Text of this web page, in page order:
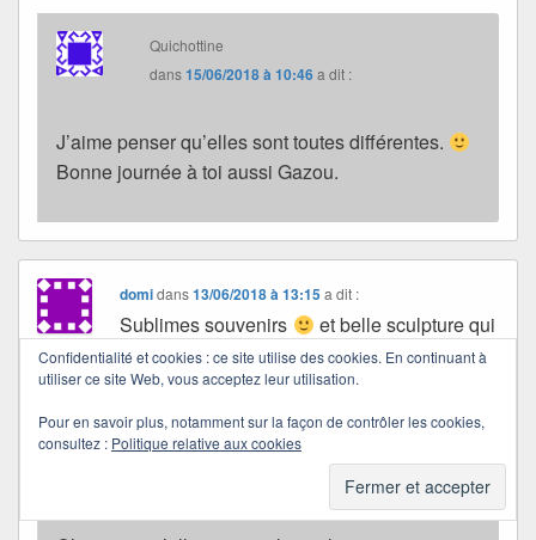
Quichottine
dans15/06/2018 à 10:46a dit :
J’aime penser qu’elles sont toutes différentes.
Bonne journée à toi aussi Gazou.
domidans13/06/2018 à 13:15 a dit :
Sublimes souvenirs
et belle sculpture qui
me fait penser à la chèvre de Picasso bisous
et bonne journée
Quichottine
a dit :
Confidentialité et cookies : ce site utilise des cookies. En continuant à
utiliser ce site Web, vous acceptez leur utilisation.
Pour en savoir plus, notamment sur la façon de contrôler les cookies,
consultez : Politique relative aux cookies